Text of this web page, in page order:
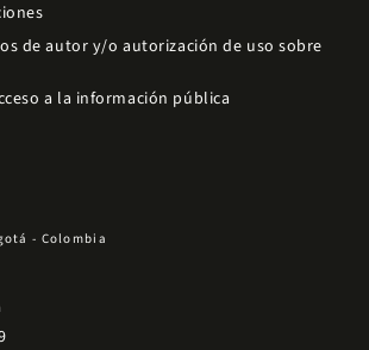
de autor y/o autorización de uso sobre
a la información pública
- Colombia